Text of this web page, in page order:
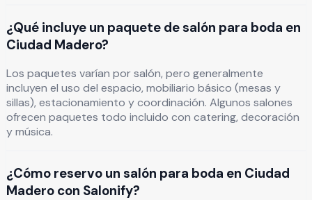
¿Qué incluye un paquete de salón para boda en
Ciudad Madero?
Los paquetes varían por salón, pero generalmente
incluyen el uso del espacio, mobiliario básico (mesas y
sillas), estacionamiento y coordinación. Algunos salones
ofrecen paquetes todo incluido con catering, decoración
y música.
¿Cómo reservo un salón para boda en Ciudad
Madero con Salonify?